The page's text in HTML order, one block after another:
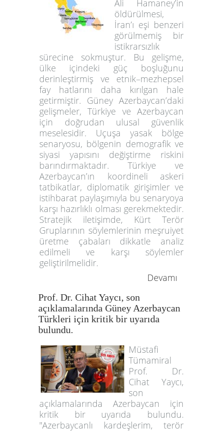
Ali Hamaney’in
öldürülmesi,
İran’ı eşi benzeri
görülmemiş bir
istikrarsızlık
sürecine sokmuştur. Bu gelişme,
ülke içindeki güç boşluğunu
derinleştirmiş ve etnik–mezhepsel
fay hatlarını daha kırılgan hale
getirmiştir. Güney Azerbaycan’daki
gelişmeler, Türkiye ve Azerbaycan
için doğrudan ulusal güvenlik
meselesidir. Uçuşa yasak bölge
senaryosu, bölgenin demografik ve
siyasi yapısını değiştirme riskini
barındırmaktadır. Türkiye ve
Azerbaycan’ın koordineli askeri
tatbikatlar, diplomatik girişimler ve
istihbarat paylaşımıyla bu senaryoya
karşı hazırlıklı olması gerekmektedir.
Stratejik iletişimde, Kürt Terör
Gruplarının söylemlerinin meşruiyet
üretme çabaları dikkatle analiz
edilmeli ve karşı söylemler
geliştirilmelidir.
Devamı
Prof. Dr. Cihat Yaycı, son
açıklamalarında Güney Azerbaycan
Türkleri için kritik bir uyarıda
bulundu.
Müstafi
Tümamiral
Prof. Dr.
Cihat Yaycı,
son
açıklamalarında Azerbaycan için
kritik bir uyarıda bulundu.
"Azerbaycanlı kardeşlerim, terör